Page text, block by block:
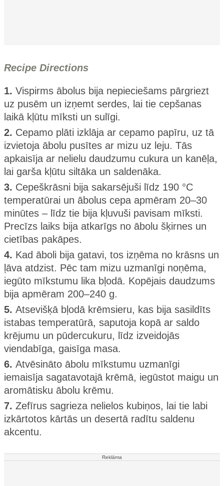
Recipe Directions
1. Vispirms ābolus bija nepieciešams pārgriezt
uz pusēm un izņemt serdes, lai tie cepšanas
laikā kļūtu mīksti un sulīgi.
2. Cepamo plāti izklāja ar cepamo papīru, uz tā
izvietoja ābolu pusītes ar mizu uz leju. Tās
apkaisīja ar nelielu daudzumu cukura un kanēļa,
lai garša kļūtu siltāka un saldenāka.
3. Cepeškrāsni bija sakarsējuši līdz 190 °C
temperatūrai un ābolus cepa apmēram 20–30
minūtes – līdz tie bija kļuvuši pavisam mīksti.
Precīzs laiks bija atkarīgs no ābolu šķirnes un
cietības pakāpes.
4. Kad āboli bija gatavi, tos izņēma no krāsns un
ļāva atdzist. Pēc tam mizu uzmanīgi noņēma,
iegūto mīkstumu lika bļodā. Kopējais daudzums
bija apmēram 200–240 g.
5. Atsevišķā bļodā krēmsieru, kas bija sasildīts
istabas temperatūrā, saputoja kopā ar saldo
krējumu un pūdercukuru, līdz izveidojās
viendabīga, gaisīga masa.
6. Atvēsināto ābolu mīkstumu uzmanīgi
iemaisīja sagatavotajā krēmā, iegūstot maigu un
aromātisku ābolu krēmu.
7. Zefīrus sagrieza nelielos kubiņos, lai tie labi
izkārtotos kārtās un desertā radītu saldenu
akcentu.
Reklāma